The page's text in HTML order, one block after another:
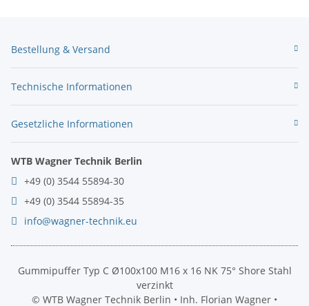
Bestellung & Versand
Technische Informationen
Gesetzliche Informationen
WTB Wagner Technik Berlin
+49 (0) 3544 55894-30
+49 (0) 3544 55894-35
info@wagner-technik.eu
Gummipuffer Typ C Ø100x100 M16 x 16 NK 75° Shore Stahl
verzinkt
© WTB Wagner Technik Berlin • Inh. Florian Wagner •